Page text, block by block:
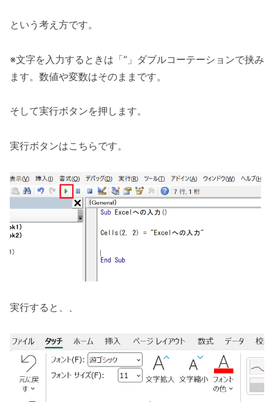
という考え方です。
※文字を入力するときは「”」ダブルコーテーションで挟み
ます。数値や変数はそのままです。
そして実行ボタンを押します。
実行ボタンはこちらです。
実行すると、、